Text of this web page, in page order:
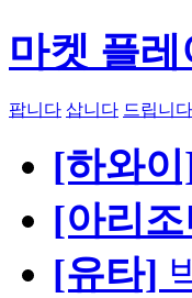
마켓 플
팝니다 삽니다 드립니다
[하와
[아리
[유타]